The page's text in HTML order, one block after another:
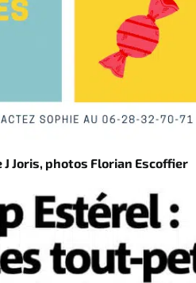
J Joris, photos Florian Escoffier